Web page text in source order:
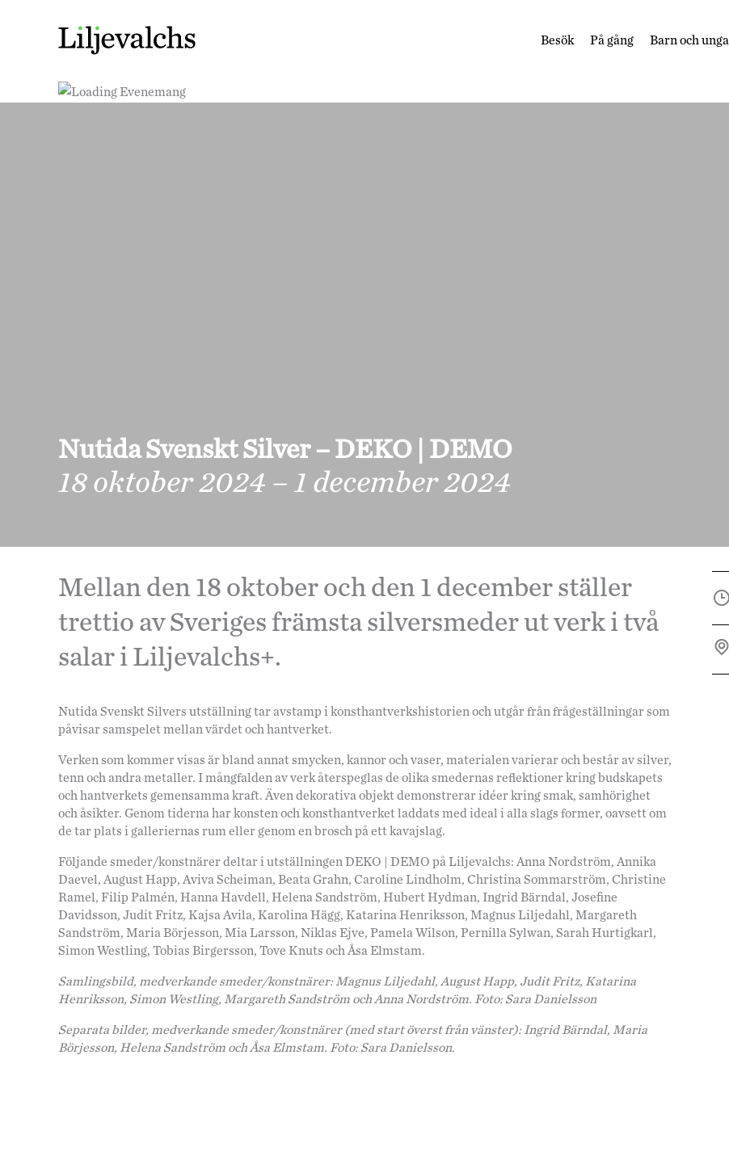
Besök På gång Barn och unga
Nutida Svenskt Silver – DEKO | DEMO
18 oktober 2024 – 1 december 2024
Den här utställningen är avslutad
Mellan den 18 oktober och den 1 december ställer
trettio av Sveriges främsta silversmeder ut verk i två
salar i Liljevalchs+.
Nutida Svenskt Silvers utställning tar avstamp i konsthantverkshistorien och utgår från frågeställningar som
påvisar samspelet mellan värdet och hantverket.
Verken som kommer visas är bland annat smycken, kannor och vaser, materialen varierar och består av silver,
tenn och andra metaller. I mångfalden av verk återspeglas de olika smedernas reflektioner kring budskapets
och hantverkets gemensamma kraft. Även dekorativa objekt demonstrerar idéer kring smak, samhörighet
och åsikter. Genom tiderna har konsten och konsthantverket laddats med ideal i alla slags former, oavsett om
de tar plats i galleriernas rum eller genom en brosch på ett kavajslag.
Följande smeder/konstnärer deltar i utställningen DEKO | DEMO på Liljevalchs: Anna Nordström, Annika
Daevel, August Happ, Aviva Scheiman, Beata Grahn, Caroline Lindholm, Christina Sommarström, Christine
Ramel, Filip Palmén, Hanna Havdell, Helena Sandström, Hubert Hydman, Ingrid Bärndal, Josefine
Davidsson, Judit Fritz, Kajsa Avila, Karolina Hägg, Katarina Henriksson, Magnus Liljedahl, Margareth
Sandström, Maria Börjesson, Mia Larsson, Niklas Ejve, Pamela Wilson, Pernilla Sylwan, Sarah Hurtigkarl,
Simon Westling, Tobias Birgersson, Tove Knuts och Åsa Elmstam.
Samlingsbild, medverkande smeder/konstnärer: Magnus Liljedahl, August Happ, Judit Fritz, Katarina
Henriksson, Simon Westling, Margareth Sandström och Anna Nordström. Foto: Sara Danielsson
Separata bilder, medverkande smeder/konstnärer (med start överst från vänster): Ingrid Bärndal, Maria
Börjesson, Helena Sandström och Åsa Elmstam. Foto: Sara Danielsson.